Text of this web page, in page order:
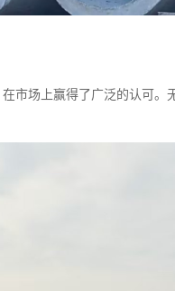
市场上赢得了广泛的认可